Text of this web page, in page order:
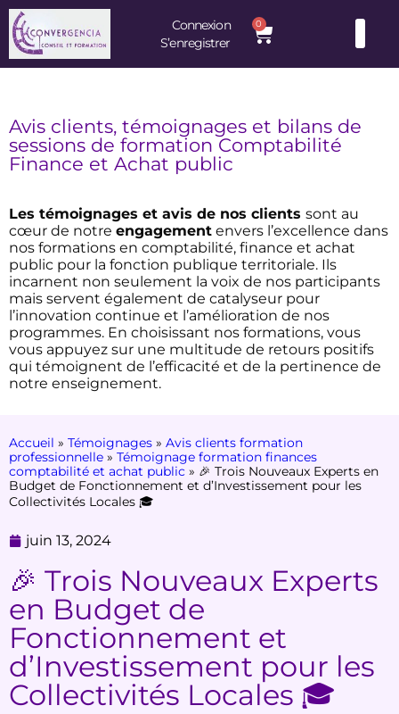
Connexion
S’enregistrer
0
Avis clients, témoignages et bilans de
sessions de formation Comptabilité
Finance et Achat public
Les témoignages et avis de nos clients sont au
cœur de notre engagement envers l’excellence dans
nos formations en comptabilité, finance et achat
public pour la fonction publique territoriale. Ils
incarnent non seulement la voix de nos participants
mais servent également de catalyseur pour
l’innovation continue et l’amélioration de nos
programmes. En choisissant nos formations, vous
vous appuyez sur une multitude de retours positifs
qui témoignent de l’efficacité et de la pertinence de
notre enseignement.
Accueil » Témoignages » Avis clients formation
professionnelle » Témoignage formation finances
comptabilité et achat public » 🎉 Trois Nouveaux Experts en
Budget de Fonctionnement et d’Investissement pour les
Collectivités Locales 🎓
juin 13, 2024
🎉 Trois Nouveaux Experts
en Budget de
Fonctionnement et
d’Investissement pour les
Collectivités Locales 🎓